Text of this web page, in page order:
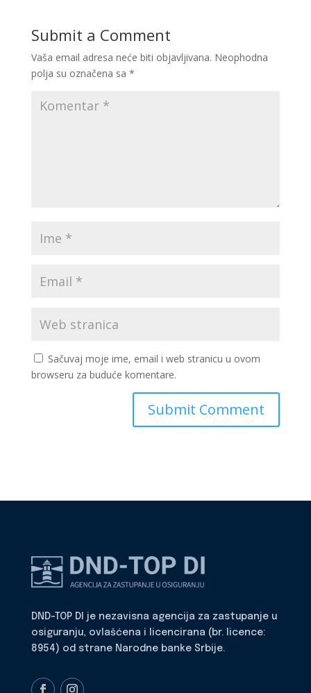
Submit a Comment
Vaša email adresa neće biti objavljivana. Neophodna
polja su označena sa *
Sačuvaj moje ime, email i web stranicu u ovom
browseru za buduće komentare.
DND-TOP DI je nezavisna agencija za zastupanje u
osiguranju, ovlašćena i licencirana (br. licence:
8954) od strane Narodne banke Srbije.